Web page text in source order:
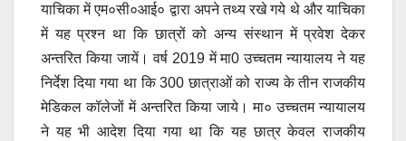
याचिका में एम०सी०आई० द्वारा अपने तथ्य रखे गये थे और याचिका
में यह प्रश्न था कि छात्रों को अन्य संस्थान में प्रवेश देकर
अन्तरित किया जायें। वर्ष 2019 में मा0 उच्चतम न्यायालय ने यह
निर्देश दिया गया था कि 300 छात्राओं को राज्य के तीन राजकीय
मेडिकल कॉलेजों में अन्तरित किया जाये। मा० उच्चतम न्यायालय
ने यह भी आदेश दिया गया था कि यह छात्र केवल राजकीय